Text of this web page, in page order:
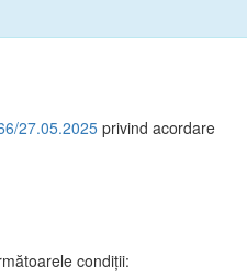
27.05.2025privind acordare
condiții: